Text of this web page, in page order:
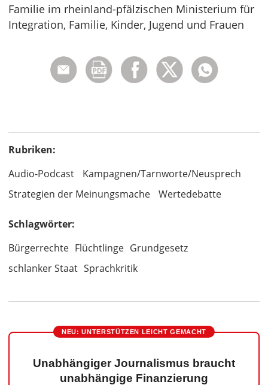
Familie im rheinland-pfälzischen Ministerium für
Integration, Familie, Kinder, Jugend und Frauen
Rubriken:
Audio-Podcast
Kampagnen/Tarnworte/Neusprech
Strategien der Meinungsmache
Wertedebatte
Schlagwörter:
Bürgerrechte Flüchtlinge Grundgesetz
schlanker Staat Sprachkritik
NEU: UNTERSTÜTZEN LEICHT GEMACHT
Unabhängiger Journalismus braucht
unabhängige Finanzierung